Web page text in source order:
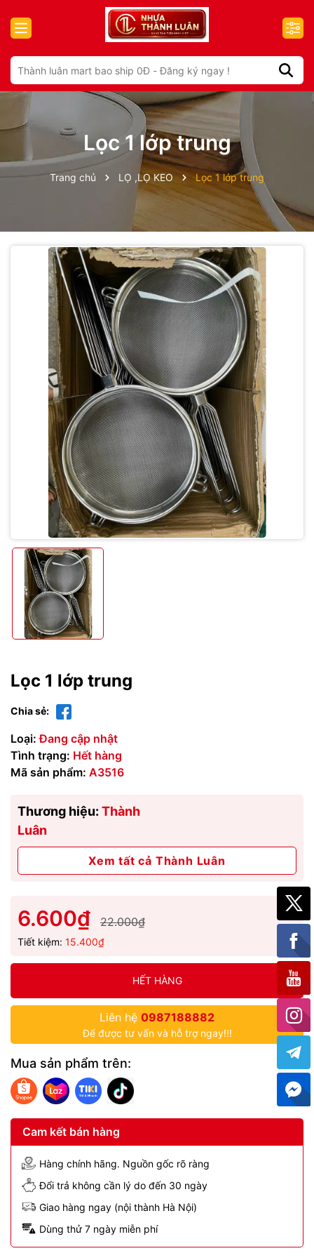
Lọc 1 lớp trung
Trang chủ LỌ ,LỌ KEO Lọc 1 lớp trung
Lọc 1 lớp trung
Chia sẻ:
Loại: Đang cập nhật
Tình trạng: Hết hàng
Mã sản phẩm: A3516
Thương hiệu: Thành
Luân
Xem tất cả Thành Luân
6.600₫ 22.000₫
Tiết kiệm: 15.400₫
HẾT HÀNG
Liên hệ 0987188882
Để được tư vấn và hỗ trợ ngay!!!
Mua sản phẩm trên:
Cam kết bán hàng
Hàng chính hãng. Nguồn gốc rõ ràng
Đổi trả không cần lý do đến 30 ngày
Giao hàng ngay (nội thành Hà Nội)
Dùng thử 7 ngày miễn phí